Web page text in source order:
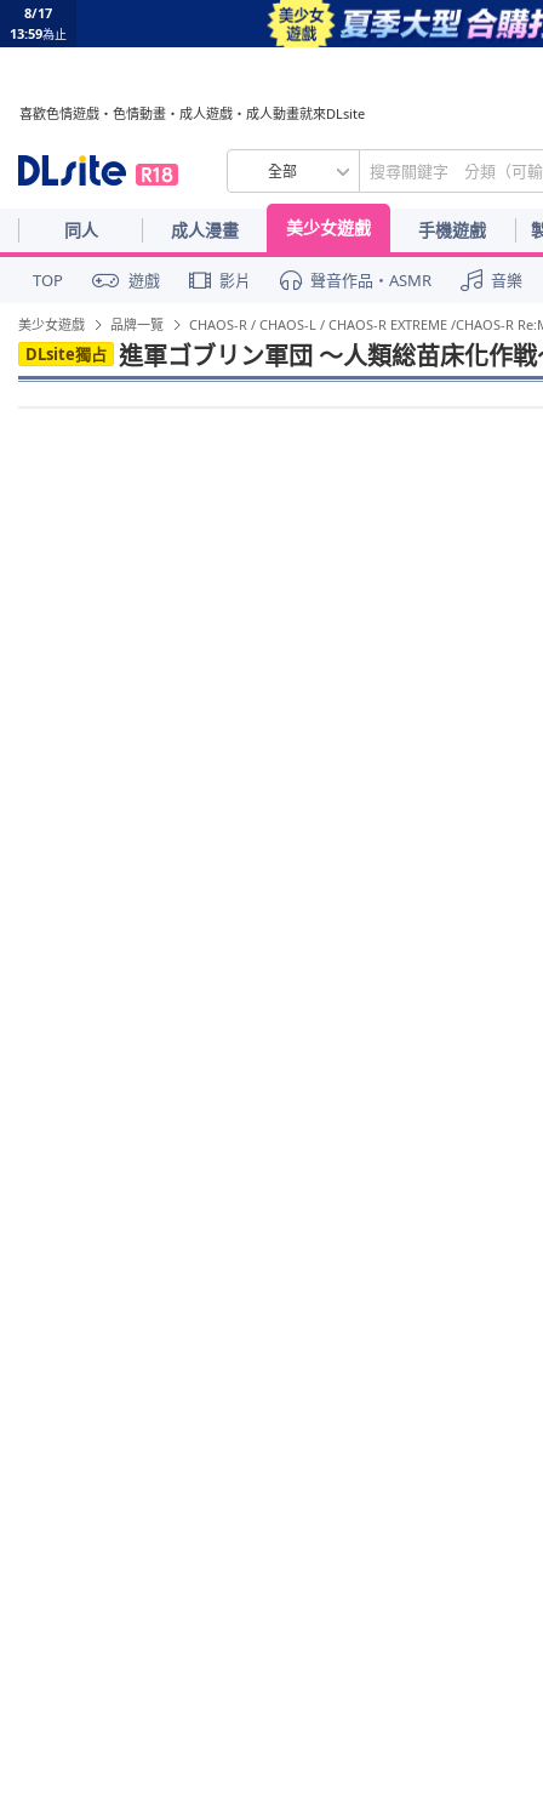
8/17
13:59為止
喜歡色情遊戲・色情動畫・成人遊戲・成人動畫就來DLsite
全部
同人 成人漫畫 美少女遊戲 手機遊戲
TOP 遊戲 影片 聲音作品・ASMR 音樂
美少女遊戲 品牌一覽 CHAOS-R / CHAOS-L / CHAOS-R EXTREME /CHAOS-R
DLsite獨占 進軍ゴブリン軍団 ～人類総苗床化作戦